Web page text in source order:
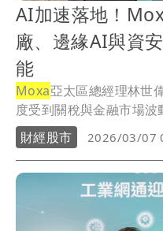
AI加速落地！
廠、邊緣AI與資
能
Moxa亞太區總經理林世
度受到關稅與金融市場
財經股市
2026/03/07